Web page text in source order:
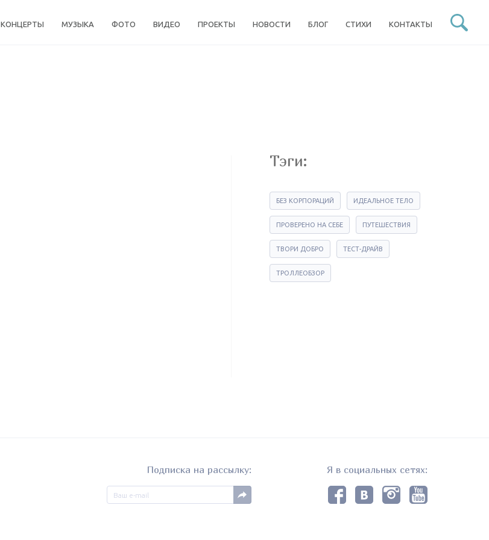
КОНЦЕРТЫ МУЗЫКА ФОТО ВИДЕО ПРОЕКТЫ НОВОСТИ БЛОГ СТИХИ КОНТАКТЫ
Тэги:
БЕЗ КОРПОРАЦИЙ ИДЕАЛЬНОЕ ТЕЛО
ПРОВЕРЕНО НА СЕБЕ ПУТЕШЕСТВИЯ
ТВОРИ ДОБРО ТЕСТ-ДРАЙВ
ТРОЛЛЕОБЗОР
Подписка на рассылку: Я в социальных сетях: